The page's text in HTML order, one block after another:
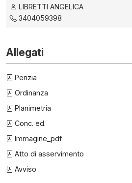
LIBRETTI ANGELICA
3404059398
Allegati
Perizia
Ordinanza
Planimetria
Conc. ed.
Immagine_pdf
Atto di asservimento
Avviso